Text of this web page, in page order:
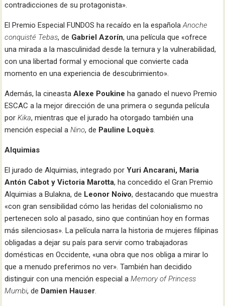
contradicciones de su protagonista».
El Premio Especial FUNDOS ha recaído en la españolaAnoche
conquisté Tebas, de Gabriel Azorín, una película que «ofrece
una mirada a la masculinidad desde la ternura y la vulnerabilidad,
con una libertad formal y emocional que convierte cada
momento en una experiencia de descubrimiento».
Además, la cineastaAlexe Poukine ha ganado el nuevo Premio
ESCAC a la mejor dirección de una primera o segunda película
porKika, mientras que el jurado ha otorgado también una
mención especial aNino, de Pauline Loquès.
Alquimias
El jurado de Alquimias, integrado porYuri Ancarani, Maria
Antón Cabot y Victoria Marotta, ha concedido el Gran Premio
Alquimias a Bulakna, de Leonor Noivo, destacando que muestra
«con gran sensibilidad cómo las heridas del colonialismo no
pertenecen solo al pasado, sino que continúan hoy en formas
más silenciosas». La película narra la historia de mujeres filipinas
obligadas a dejar su país para servir como trabajadoras
domésticas en Occidente, «una obra que nos obliga a mirar lo
que a menudo preferimos no ver». También han decidido
distinguir con una mención especial aMemory of Princess
Mumbi, de Damien Hauser.